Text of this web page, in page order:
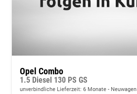
Opel Combo
1.5 Diesel 130 PS GS
unverbindliche Lieferzeit: 6 Monate Neuwagen